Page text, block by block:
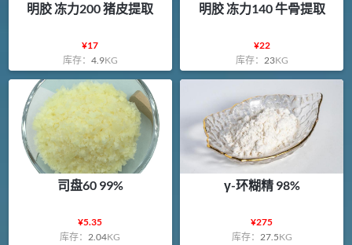
明胶 冻力200 猪皮提取
¥17
库存： 4.9KG
明胶 冻力140 牛骨提取
¥22
库存： 23KG
司盘60 99%
¥5.35
库存： 2.04KG
γ-环糊精 98%
¥275
库存： 27.5KG